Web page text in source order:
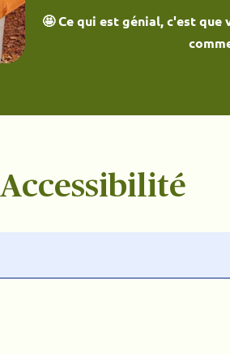
🤩 Ce qui est génial, c'est
Accessibilité